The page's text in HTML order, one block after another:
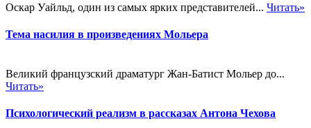
Оскар Уайльд, один из самых ярких представителей... Читать»
Тема насилия в произведениях Мольера
Великий французский драматург Жан-Батист Мольер до...
Читать»
Психологический реализм в рассказах Антона Чехова